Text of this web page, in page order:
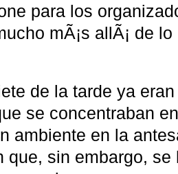
para los
mÃ¡s allÃ¡ de
de la tarde ya
se concentraban
ambiente en la
que, sin embargo,